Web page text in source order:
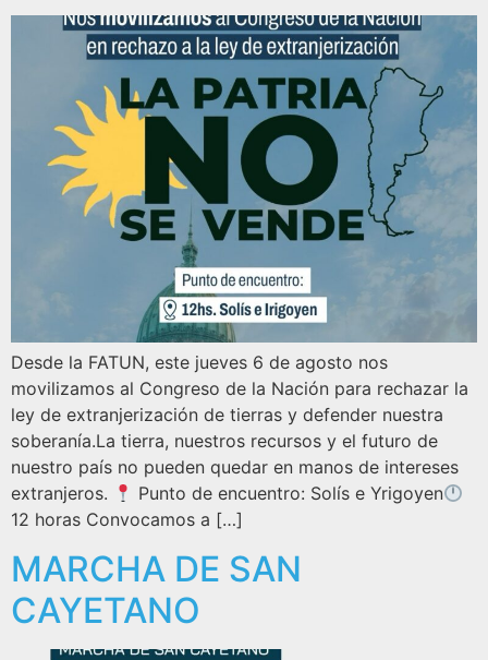
Desde la FATUN, este jueves 6 de agosto nos
movilizamos al Congreso de la Nación para rechazar la
ley de extranjerización de tierras y defender nuestra
soberanía.La tierra, nuestros recursos y el futuro de
nuestro país no pueden quedar en manos de intereses
extranjeros.
Punto de encuentro: Solís e Yrigoyen
12 horas Convocamos a […]
MARCHA DE SAN
CAYETANO